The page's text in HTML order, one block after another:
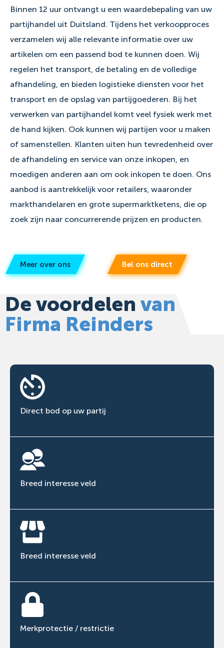
Binnen 12 uur ontvangt u een waardebepaling van uw
partijhandel uit Duitsland. Tijdens het verkoopproces
verzamelen wij alle relevante informatie over uw
artikelen om een passend bod te kunnen doen. Wij
regelen het transport, de betaling en de volledige
afhandeling, en bieden logistieke diensten voor het
transport en de opslag van partijgoederen. Bij het
verwerken van partijhandel komt veel fysiek werk met
de hand kijken. Ook kunnen wij partijen voor u maken
of samenstellen. Klanten uiten hun tevredenheid over
de afhandeling en service van onze inkopen, en
moedigen anderen aan om ook inkopen te doen. Ons
aanbod is aantrekkelijk voor retailers, waaronder
markthandelaren en grote supermarktketens, die op
zoek zijn naar concurrerende prijzen en producten.
Meer over ons Bel ons direct
De voordelen van
Firma Reinders
Direct bod op uw partij
Breed interesse veld
Breed interesse veld
Merkprotectie / restrictie